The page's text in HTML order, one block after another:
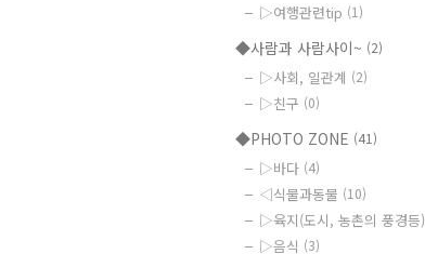
▷여행관련tip (1)
◆사람과 사람사이~ (2)
▷사회, 일관계 (2)
▷친구 (0)
◆PHOTO ZONE (41)
▷바다 (4)
◁식물과동물 (10)
▷육지(도시, 농촌의 풍경등)
▷음식 (3)